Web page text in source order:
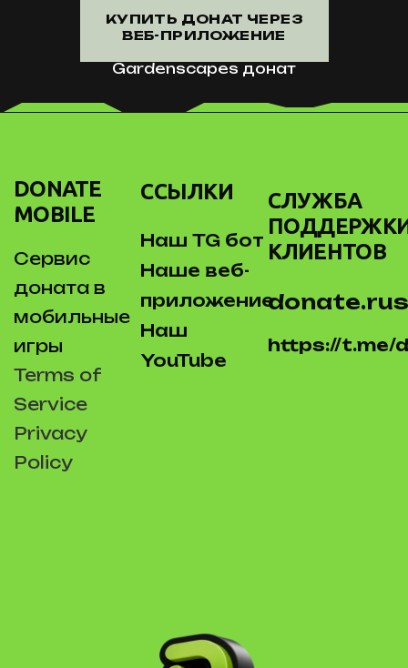
КУПИТЬ ДОНАТ ЧЕРЕЗ
ВЕБ-ПРИЛОЖЕНИЕ
Gardenscapes донат
DONATE
MOBILE
Сервис
доната в
мобильные
игры
Terms of
Service
Privacy
Policy
ССЫЛКИ
Наш TG бот
Наше веб-
приложение
Наш
YouTube
СЛУЖБА
КЛИЕНТОВ
https://t.me/